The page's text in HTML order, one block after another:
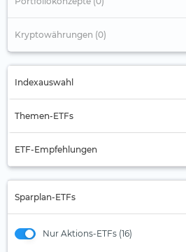
Kryptowährungen (0)
Indexauswahl
Indexauswahl
Themen-ETFs
Automobilbranche
Batterie
Biotech
ETF-Empfehlungen
Aktien Asien-Pazifik (ex Japan)
Sparplan-ETFs
Nur Aktions-ETFs (16)